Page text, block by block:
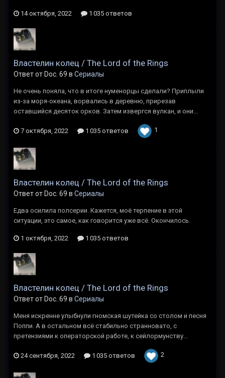
14 октября, 2022 1 035 ответов
Властелин колец / The Lord of the Rings
Ответ от Doc. 69 в Сериалы
Не очень поняла, что в итоге нуменорцы сделали? Приплыли
из-за моря-океана, ворвались в деревню, прирезав
оставшийся десяток орков. Затем извергся вулкан, и они...
7 октября, 2022 1 035 ответов 1
Властелин колец / The Lord of the Rings
Ответ от Doc. 69 в Сериалы
Едва осилила полсерии. Кажется, моё терпение в этой
ситуации, это самое, как говорится уже всё. Окончилось.
1 октября, 2022 1 035 ответов
Властелин колец / The Lord of the Rings
Ответ от Doc. 69 в Сериалы
Меня искренне улыбнули гномская шутейка со столом и песня
Поппи. А в остальном всё стабильно странновато, с
претензиями к операторской работе, к сейлормунству...
24 сентября, 2022 1 035 ответов 2